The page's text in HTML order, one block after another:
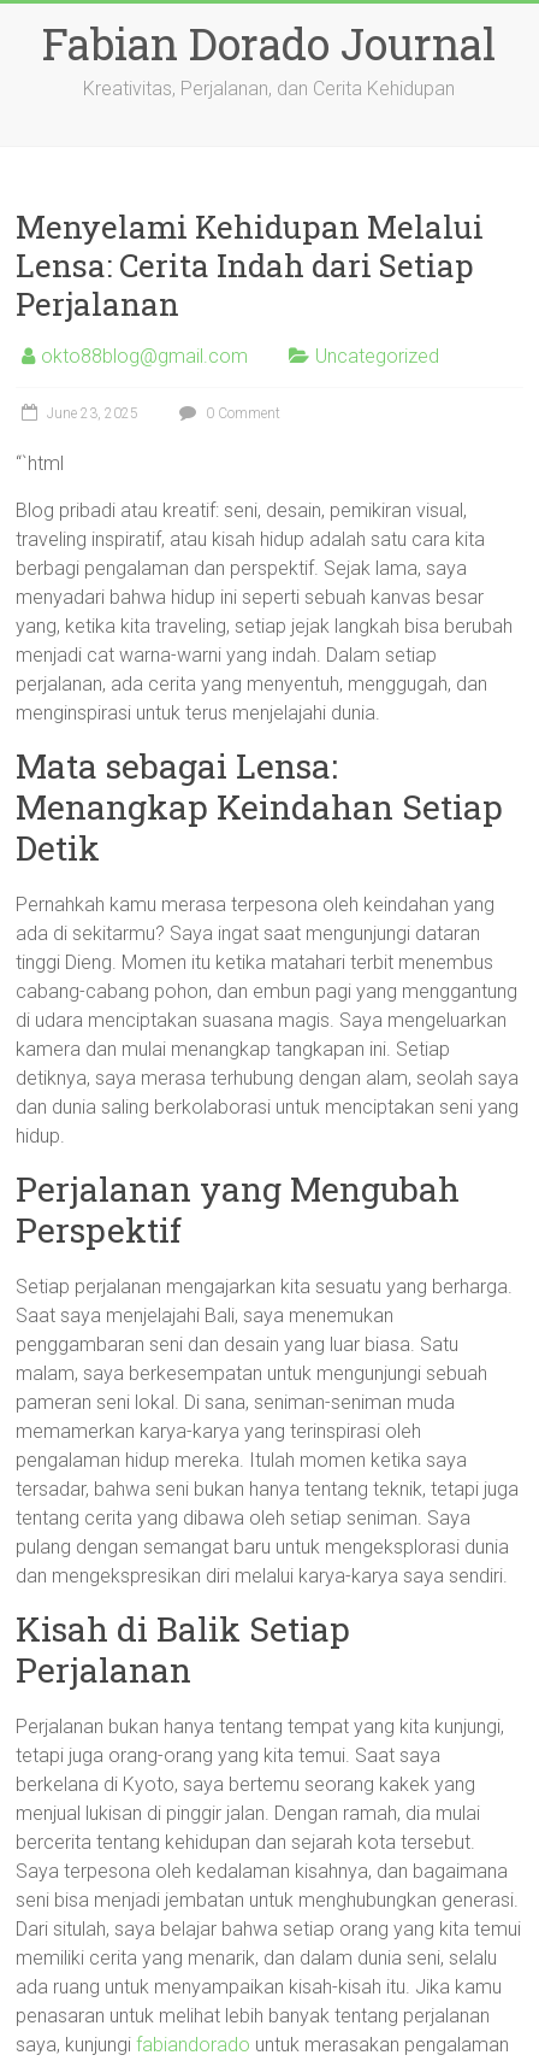
contentFabian Dorado Journal
Kreativitas, Perjalanan, dan Cerita Kehidupan
Menyelami Kehidupan Melalui
Lensa: Cerita Indah dari Setiap
Perjalanan
okto88blog@gmail.com Uncategorized
June 23, 2025 0 Comment
“`html
Blog pribadi atau kreatif: seni, desain, pemikiran visual,
traveling inspiratif, atau kisah hidup adalah satu cara kita
berbagi pengalaman dan perspektif. Sejak lama, saya
menyadari bahwa hidup ini seperti sebuah kanvas besar
yang, ketika kita traveling, setiap jejak langkah bisa berubah
menjadi cat warna-warni yang indah. Dalam setiap
perjalanan, ada cerita yang menyentuh, menggugah, dan
menginspirasi untuk terus menjelajahi dunia.
Mata sebagai Lensa:
Menangkap Keindahan Setiap
Detik
Pernahkah kamu merasa terpesona oleh keindahan yang
ada di sekitarmu? Saya ingat saat mengunjungi dataran
tinggi Dieng. Momen itu ketika matahari terbit menembus
cabang-cabang pohon, dan embun pagi yang menggantung
di udara menciptakan suasana magis. Saya mengeluarkan
kamera dan mulai menangkap tangkapan ini. Setiap
detiknya, saya merasa terhubung dengan alam, seolah saya
dan dunia saling berkolaborasi untuk menciptakan seni yang
hidup.
Perjalanan yang Mengubah
Perspektif
Setiap perjalanan mengajarkan kita sesuatu yang berharga.
Saat saya menjelajahi Bali, saya menemukan
penggambaran seni dan desain yang luar biasa. Satu
malam, saya berkesempatan untuk mengunjungi sebuah
pameran seni lokal. Di sana, seniman-seniman muda
memamerkan karya-karya yang terinspirasi oleh
pengalaman hidup mereka. Itulah momen ketika saya
tersadar, bahwa seni bukan hanya tentang teknik, tetapi juga
tentang cerita yang dibawa oleh setiap seniman. Saya
pulang dengan semangat baru untuk mengeksplorasi dunia
dan mengekspresikan diri melalui karya-karya saya sendiri.
Kisah di Balik Setiap
Perjalanan
Perjalanan bukan hanya tentang tempat yang kita kunjungi,
tetapi juga orang-orang yang kita temui. Saat saya
berkelana di Kyoto, saya bertemu seorang kakek yang
menjual lukisan di pinggir jalan. Dengan ramah, dia mulai
bercerita tentang kehidupan dan sejarah kota tersebut.
Saya terpesona oleh kedalaman kisahnya, dan bagaimana
seni bisa menjadi jembatan untuk menghubungkan generasi.
Dari situlah, saya belajar bahwa setiap orang yang kita temui
memiliki cerita yang menarik, dan dalam dunia seni, selalu
ada ruang untuk menyampaikan kisah-kisah itu. Jika kamu
penasaran untuk melihat lebih banyak tentang perjalanan
saya, kunjungifabiandorado untuk merasakan pengalaman